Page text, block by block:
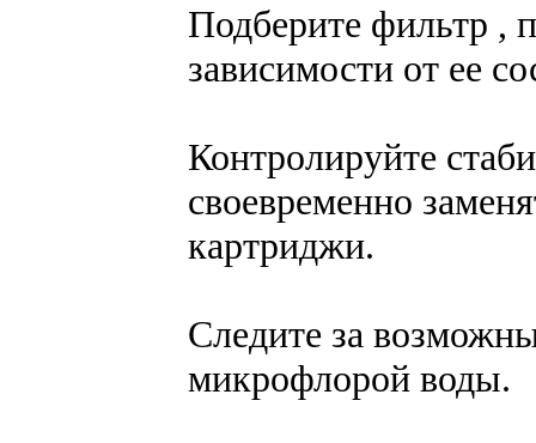
Подберите фильтр ,
зависимости от ее
Контролируйте
своевременно
картриджи.
Следите за
микрофлорой воды.